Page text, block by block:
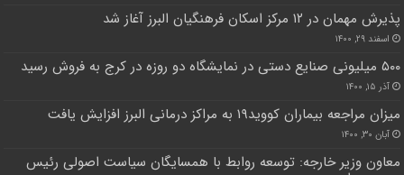
پذیرش مهمان در ۱۲ مرکز اسکان فرهنگیان البرز آغاز شد
اسفند ۲۹, ۱۴۰۰
۵۰۰ میلیونی صنایع دستی در نمایشگاه دو روزه در کرج به فروش رسید
آذر ۱۵, ۱۴۰۰
میزان مراجعه بیماران کووید۱۹ به مراکز درمانی البرز افزایش یافت
آبان ۳۰, ۱۴۰۰
معاون وزیر خارجه: توسعه روابط با همسایگان سیاست اصولی رئیس